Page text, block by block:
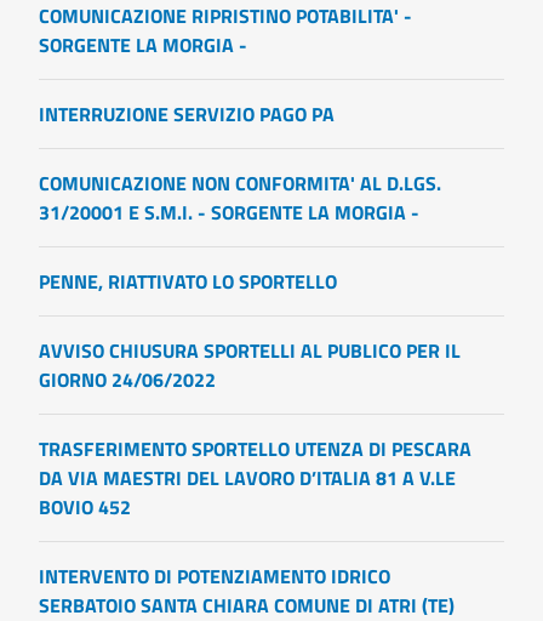
COMUNICAZIONE RIPRISTINO POTABILITA' -
SORGENTE LA MORGIA -
INTERRUZIONE SERVIZIO PAGO PA
COMUNICAZIONE NON CONFORMITA' AL D.LGS.
31/20001 E S.M.I. - SORGENTE LA MORGIA -
PENNE, RIATTIVATO LO SPORTELLO
AVVISO CHIUSURA SPORTELLI AL PUBLICO PER IL
GIORNO 24/06/2022
TRASFERIMENTO SPORTELLO UTENZA DI PESCARA
DA VIA MAESTRI DEL LAVORO D’ITALIA 81 A V.LE
BOVIO 452
INTERVENTO DI POTENZIAMENTO IDRICO
SERBATOIO SANTA CHIARA COMUNE DI ATRI (TE)